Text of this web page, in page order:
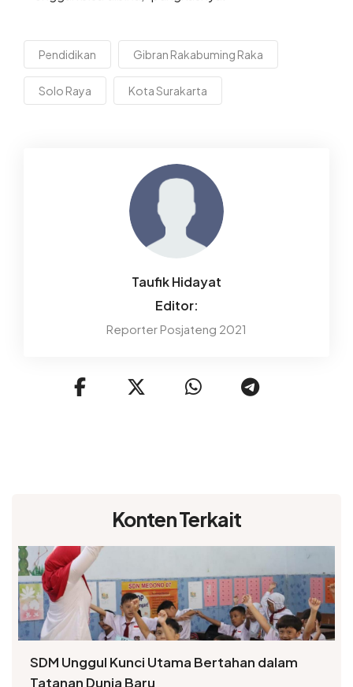
Pendidikan Gibran Rakabuming Raka
Solo Raya Kota Surakarta
Taufik Hidayat
Editor:
Reporter Posjateng 2021
Konten Terkait
SDM Unggul Kunci Utama Bertahan dalam
Tatanan Dunia Baru